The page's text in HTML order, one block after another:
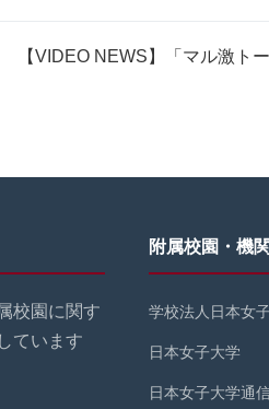
【VIDEO NEWS】「マル激ト
校園に関す
ています
附属校園・機関
学校法人日本女
日本女子大学
日本女子大学通